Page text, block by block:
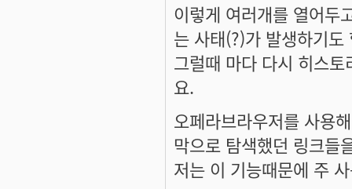
이렇게 여러개를 열어두
는 사태(?)가 발생하기도
그럴때 마다 다시 히스
요.
오페라브라우저를 사용
막으로 탐색했던 링크들
저는 이 기능때문에 주